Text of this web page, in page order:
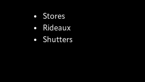
Stores
Rideaux
Shutters